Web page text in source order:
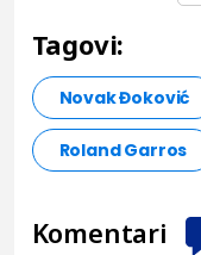
Tagovi:
Novak Đoković
Roland Garros
Komentari